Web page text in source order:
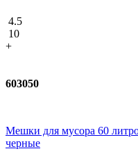
4.5
10
+
603050
Мешки для мусора 60
черные